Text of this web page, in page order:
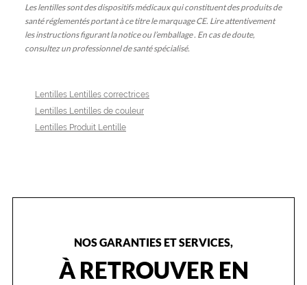
Les lentilles sont des dispositifs médicaux qui constituent des produits de
santé réglementés portant à ce titre le marquage CE. Lire attentivement
les instructions figurant la notice ou l’emballage . En cas de doute,
consultez un professionnel de santé spécialisé.
Lentilles Lentilles correctrices
Lentilles Lentilles de couleur
Lentilles Produit Lentille
NOS GARANTIES ET SERVICES,
À RETROUVER EN